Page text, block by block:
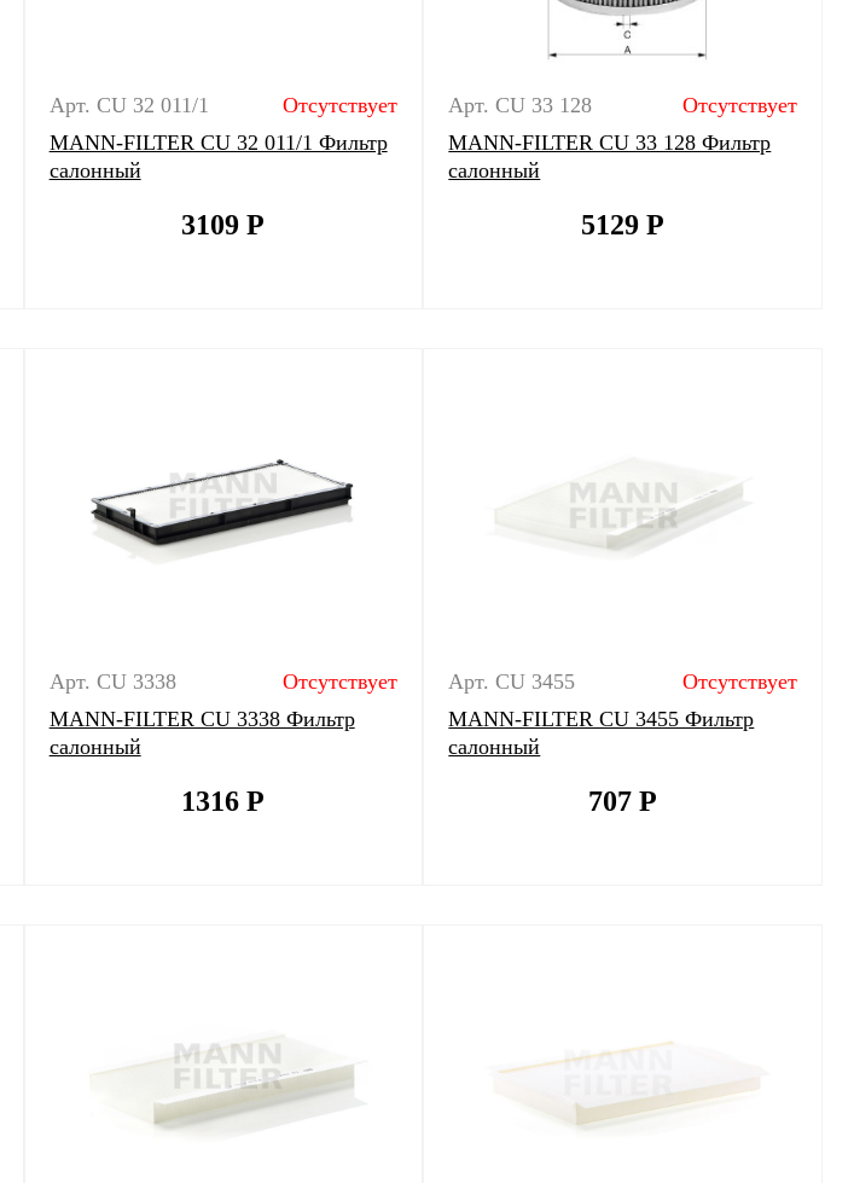
Арт. CU 32 011/1
Отсутствует
MANN-FILTER CU 32 011/1 Фильтр
салонный
3109Р
Арт. CU 33 128
Отсутствует
MANN-FILTER CU 33 128 Фильтр
салонный
5129Р
Арт. CU 3338
Отсутствует
MANN-FILTER CU 3338 Фильтр
салонный
1316Р
Арт. CU 3455
Отсутствует
MANN-FILTER CU 3455 Фильтр
салонный
707Р